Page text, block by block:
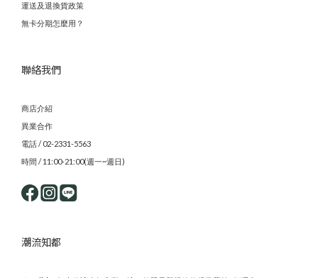
運送及退換貨政策
無卡分期怎麼用？
聯絡我們
商店介紹
異業合作
電話 / 02-2331-5563
時間 / 11:00-21:00(週一~週日)
潮流知都